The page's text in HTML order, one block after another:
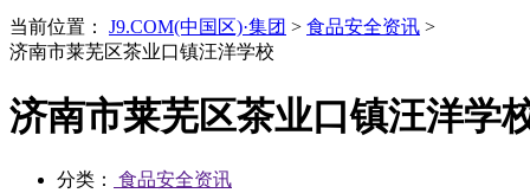
当前位置： J9.COM(中国区)·集团 > 食品安全资讯 >
济南市莱芜区茶业口镇汪洋学校
济南市莱芜区茶业口镇汪洋学
分类：
食品安全资讯